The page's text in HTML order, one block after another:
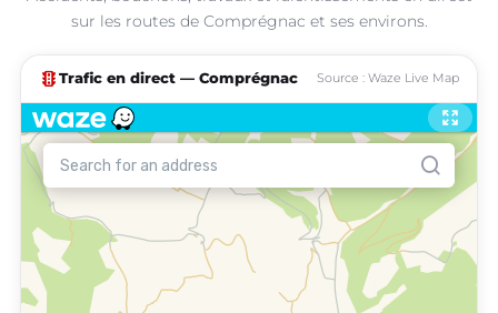
sur les routes de Comprégnac et ses environs.
traffic Trafic en direct — Comprégnac Source : Waze Live Map